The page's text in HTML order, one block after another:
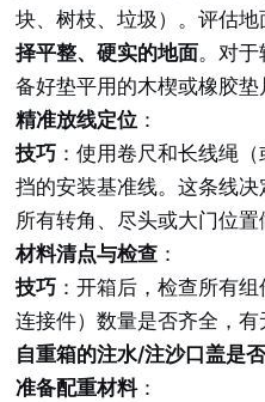
块、树枝、垃圾）。评估
择平整、硬实的地面。对
备好垫平用的木楔或橡胶垫
精准放线定位 ：
技巧 ：使用卷尺和长线绳
挡的安装基准线。这条线
所有转角、尽头或大门位置
材料清点与检查 ：
技巧 ：开箱后，检查所有
连接件）数量是否齐全，
自重箱的注水/注沙口盖是
准备配重材料：